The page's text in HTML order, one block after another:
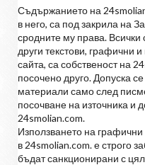
Съдържанието на
в него, са под закрила на
сродните му права. Всички
други текстови, графични
сайта, са собственост на
посочено друго. Допуска
материали само след
посочване на източника и
24smolian.com.
Използването на
в 24smolian.com. е строго
бъдат санкционирани с